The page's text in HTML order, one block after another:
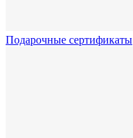
Подарочные сертификаты